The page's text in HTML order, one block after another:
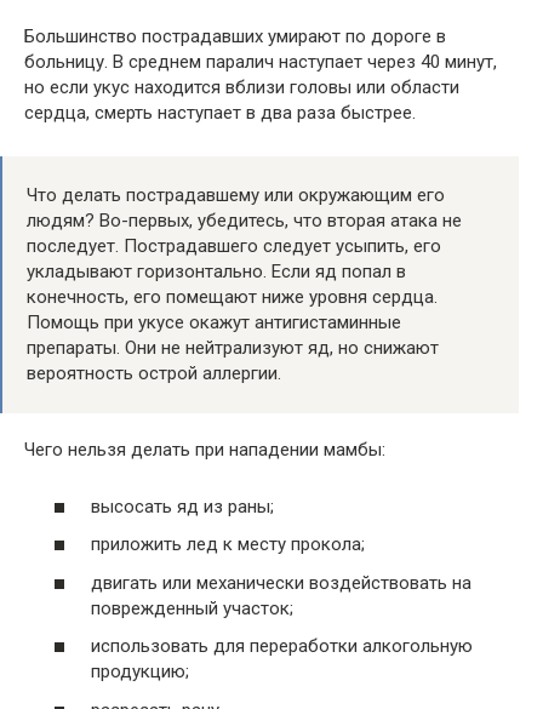
Большинство пострадавших умирают по дороге в
больницу. В среднем паралич наступает через 40 минут,
но если укус находится вблизи головы или области
сердца, смерть наступает в два раза быстрее.
Что делать пострадавшему или окружающим его
людям? Во-первых, убедитесь, что вторая атака не
последует. Пострадавшего следует усыпить, его
укладывают горизонтально. Если яд попал в
конечность, его помещают ниже уровня сердца.
Помощь при укусе окажут антигистаминные
препараты. Они не нейтрализуют яд, но снижают
вероятность острой аллергии.
Чего нельзя делать при нападении мамбы:
высосать яд из раны;
приложить лед к месту прокола;
двигать или механически воздействовать на
поврежденный участок;
использовать для переработки алкогольную
продукцию;